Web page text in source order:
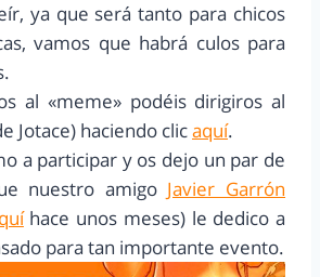
ya que será tanto para chicos
vamos que habrá culos para
al «meme» podéis dirigiros al
Jotace) haciendo clicaquí.
a participar y os dejo un par de
nuestro amigo Javier Garrón
hace unos meses) le dedico a
para tan importante evento.